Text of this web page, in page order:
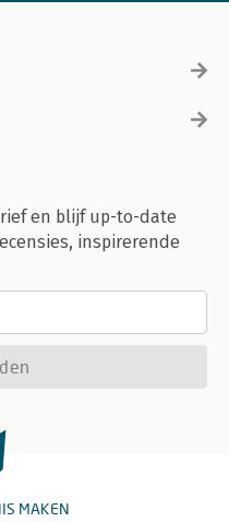
en blijf up-to-date
inspirerende
MAKEN